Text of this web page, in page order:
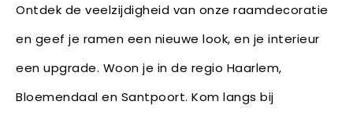
Ontdek de veelzijdigheid van onze raamdecoratie
en geef je ramen een nieuwe look, en je interieur
een upgrade. Woon je in de regio Haarlem,
Bloemendaal en Santpoort. Kom langs bij